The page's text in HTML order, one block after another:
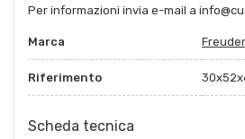
Per informazioni invia e-mail a
Marca
Riferimento
Scheda tecnica